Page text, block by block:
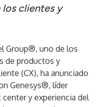
los clientes y
Group®, uno de los
de productos y
(CX), ha anunciado
Genesys®, líder
y experiencia del